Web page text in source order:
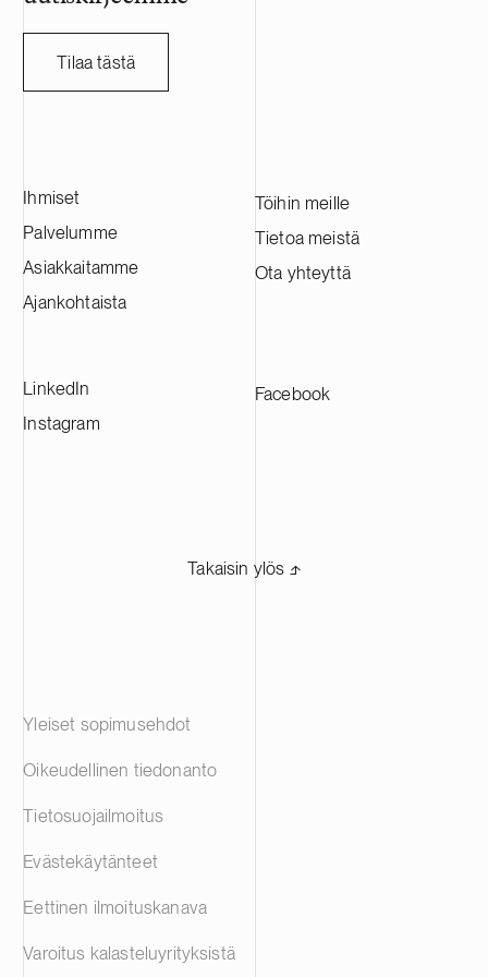
Tilaa tästä
Ihmiset
Palvelumme
Asiakkaitamme
Ajankohtaista
Töihin meille
Tietoa meistä
Ota yhteyttä
LinkedIn
Instagram
Facebook
Takaisin ylös ⬏
Yleiset sopimusehdot
Oikeudellinen tiedonanto
Tietosuojailmoitus
Evästekäytänteet
Eettinen ilmoituskanava
Varoitus kalasteluyrityksistä